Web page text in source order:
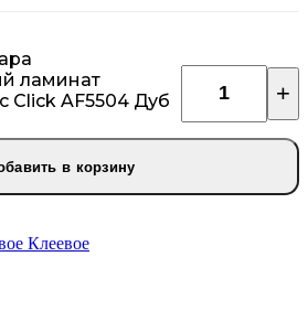
Клеевое
ламинат
Click AF5504 Дуб
в корзину